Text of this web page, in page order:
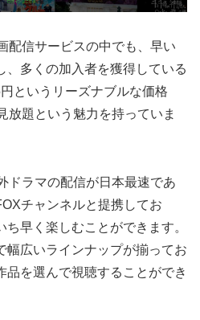
配信サービスの中でも、早い
、多くの加入者を獲得している
というリーズナブルな価格
放題という魅力を持っていま
ドラマの配信が日本最速であ
チャンネルと提携してお
早く楽しむことができます。
幅広いラインナップが揃ってお
品を選んで視聴することができ